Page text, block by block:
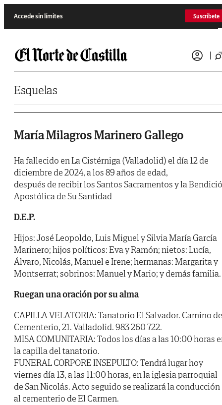
Accede sin límites Suscríbete
Esquelas
María Milagros Marinero Gallego
Ha fallecido en La Cistérniga (Valladolid) el día 12 de
diciembre de 2024, a los 89 años de edad,
después de recibir los Santos Sacramentos y la
Apostólica de Su Santidad
D.E.P.
Hijos: José Leopoldo, Luis Miguel y Silvia María García
Marinero; hijos políticos: Eva y Ramón; nietos: Lucía,
Álvaro, Nicolás, Manuel e Irene; hermanas: Margarita y
Montserrat; sobrinos: Manuel y Mario; y demás familia.
Ruegan una oración por su alma
CAPILLA VELATORIA: Tanatorio El Salvador. Camino
Cementerio, 21. Valladolid. 983 260 722.
MISA COMUNITARIA: Todos los días a las 10:00 horas
la capilla del tanatorio.
FUNERAL CORPORE INSEPULTO: Tendrá lugar hoy
viernes día 13, a las 11:00 horas, en la iglesia parroquial
de San Nicolás. Acto seguido se realizará la conducción
al cementerio de El Carmen.